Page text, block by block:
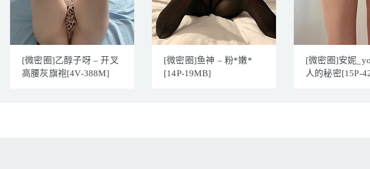
[微密圈]乙醇子呀 – 开叉
高腰灰旗袍[4V-388M]
[微密圈]鱼神 – 粉*嫩*
[14P-19MB]
[微密圈]安妮
人的秘密[15P-